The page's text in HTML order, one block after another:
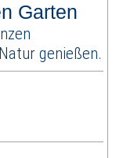
Garten
genießen.